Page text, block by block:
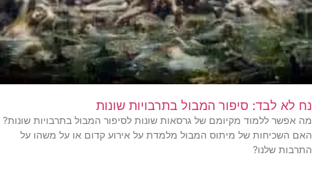
נח לא לבד: סיפור המבול בתרבויות שונות
מה אפשר ללמוד מקיומם של גרסאות שונות לסיפור המבול בתרבויות שונות?
האם השכיחות של מיתוס המבול מלמדת על אירוע קדום או על משהו על
התרבות שלנו?